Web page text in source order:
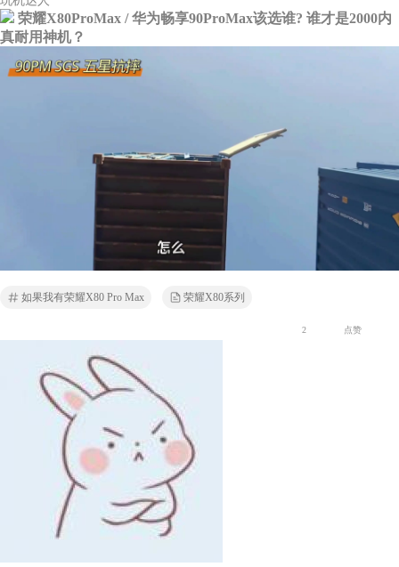
荣耀X80ProMax / 华为畅享90ProMax该选谁? 谁才是2000内
真耐用神机？
如果我有荣耀X80 Pro Max 荣耀X80系列
2 点赞